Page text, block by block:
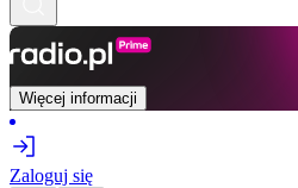
Więcej informacji
Zaloguj się